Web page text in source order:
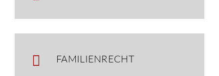
FAMILIENRECHT